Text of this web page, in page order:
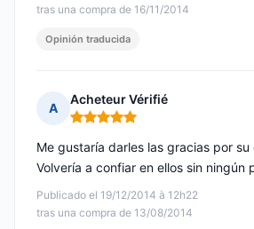
tras una compra de 16/11/2014
Opinión traducida
A
Acheteur Vérifié
Nota: 5 de 5
Publicado el 19/12/2014 à 12h22
tras una compra de 13/08/2014
Me gustaría darles las gracias por
Volvería a confiar en ellos sin ningún